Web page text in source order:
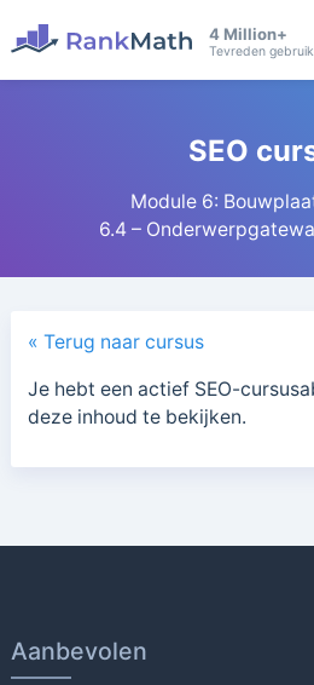
4 Million+
Tevreden
SEO
Module 6:
6.4 –
« Terug naar cursus
Je hebt een actief SEO-
deze inhoud te bekijken.
Aanbevolen